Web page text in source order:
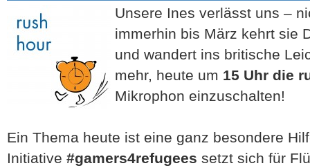
Unsere Ines verlässt uns –
immerhin bis März kehrt sie
und wandert ins britische
mehr, heute um 15 Uhr die
Mikrophon einzuschalten!
Ein Thema heute ist eine ganz besondere
Initiative #gamers4refugees setzt sich für